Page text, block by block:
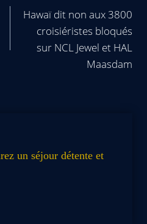
Hawaï dit non aux 3800
croisiéristes bloqués
sur NCL Jewel et HAL
Maasdam
un séjour détente et